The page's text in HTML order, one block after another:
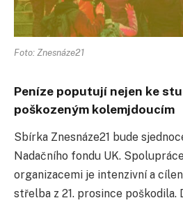
Foto: Znesnáze21
Peníze poputují nejen ke
poškozeným kolemjdoucím
Sbírka Znesnáze21 bude
Nadačního fondu UK.
organizacemi je intenzivní a
střelba z 21. prosince poškodila.